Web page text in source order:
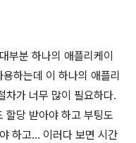
부분 하나의 애플리케이
하는데 이 하나의 애플리
차가 너무 많이 필요하다.
할당 받아야 하고 부팅도
하고... 이러다 보면 시간